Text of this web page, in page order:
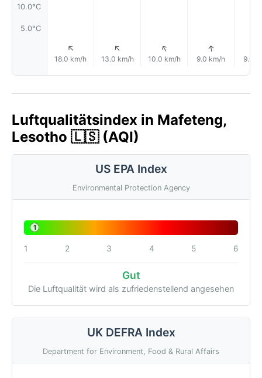
10.0°C
5.0°C
↑
18.0 km/h
↑
13.0 km/h
↑
10.0 km/h
↑
9.0 km/h 9.0
Luftqualitätsindex in Mafeteng,
Lesotho 🇱🇸 (AQI)
US EPA Index
Environmental Protection Agency
1
1 2 3 4 5 6
Gut
Die Luftqualität wird als zufriedenstellend angesehen
UK DEFRA Index
Department for Environment, Food & Rural Affairs